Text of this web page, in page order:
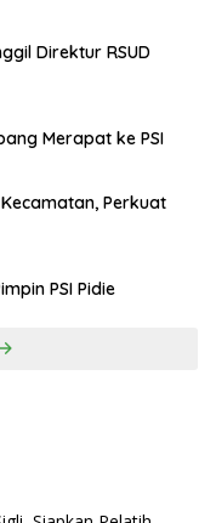
Direktur RSUD
Merapat ke PSI
Kecamatan, Perkuat
PSI Pidie